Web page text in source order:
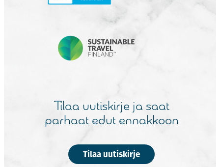
Tilaa uutiskirje ja saat
parhaat edut ennakkoon
Tilaa uutiskirje